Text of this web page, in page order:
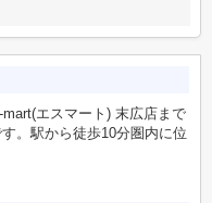
エスマート) 末広店まで
。駅から徒歩10分圏内に位